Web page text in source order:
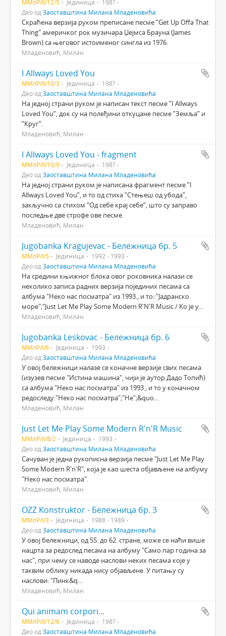
ММлР/II/12/5 Јединица
198?
Део од Заоставштина Милана Младеновића
Скраћена верзија руком преписане песме ”Get Up Offa That
Thing" америчког рок музичара Џејмса Брауна (James
Brown) са његовог истоименог сингла из 1976.
Младеновић, Милан
I Allways Loved You
ММлР/II/10/3 Јединица
198?
Део од Заоставштина Милана Младеновића
На једној страни руком је написан текст песме ”I Allways
Loved You”, док су на полеђини откуцане песме ”Земља” и
”Круг”.
Младеновић, Милан
I Allways Loved You - fragment
ММлР/II/10/9 Јединица
198?
Део од Заоставштина Милана Младеновића
На једној страни руком је написана фрагмент песме ”I
Allways Loved You”, и то од стиха ”Стењеш од убода”,
закључно са стихом ”Од себе крај себе”, што су заправо
последње две строфе ове песме.
Младеновић, Милан
Jugobanka Kragujevac - Бележница бр. 5
ММлР/I/5 Јединица
1992 - 1993
Део од Заоставштина Милана Младеновића
На средини књижног блока овог роковника налази се
неколико записа радних верзија појединих песама са
албума "Неко нас посматра" из 1993., и то::"Јадранско
море";"Just Let Me Play Some Modern R'N'R Music / Ко је у...
Младеновић, Милан
Jugobanka Leskovac - Бележница бр. 6
ММлР/I/6 Јединица
1993
Део од Заоставштина Милана Младеновића
У овој бележници налазе се коначне верзије свих песама
(изузев песме "Истина машина", чији је аутор Дадо Топић)
са албума "Неко нас посматра" из 1993., и то у коначном
редоследу:"Неко нас посматра";"Не";&quo...
Младеновић, Милан
Just Let Me Play Some Modern R'n'R Music
ММлР/II/8/2 Јединица
1993
Део од Заоставштина Милана Младеновића
Сачуван је једна рукописна верзија песме "Just Let Me Play
Some Modern R'n'R", која је као шеста објављене на албуму
"Неко нас посматра".
Младеновић, Милан
OZZ Konstruktor - Бележница бр. 3
ММлР/I/3 Јединица
1988 - 1989
Део од Заоставштина Милана Младеновића
У овој бележници, од 55. до 62. стране, може се наћи више
нацрта за редослед песама на албуму "Само пар година за
нас", при чему се наводе наслови неких песама које у
таквим облику никада нису објављене. У питању су
наслови: "Пинк&q...
Младеновић, Милан
Qui animam corpori...
ММлР/II/12/6 Јединица
198?
Део од Заоставштина Милана Младеновића